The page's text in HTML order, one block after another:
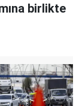
birlikte